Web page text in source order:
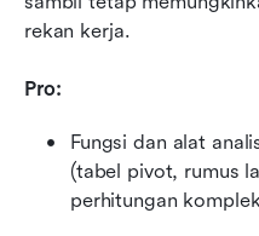
rekan kerja.
Pro:
Fungsi dan alat
(tabel pivot, rumus
perhitungan